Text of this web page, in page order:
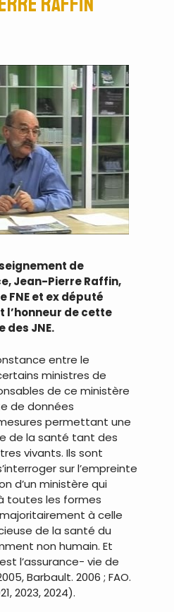
de
Jean-Pierre Raffin,
FNE et ex député
l’honneur de cette
JNE.
entre le
ministres de
de ce ministère
de données
permettant une
de la santé tant des
vivants. Ils sont
sur l’empreinte
d’un ministère qui
toutes les formes
à celle
de la santé du
non humain. Et
l’assurance- vie de
Barbault. 2006 ; FAO.
2023, 2024).